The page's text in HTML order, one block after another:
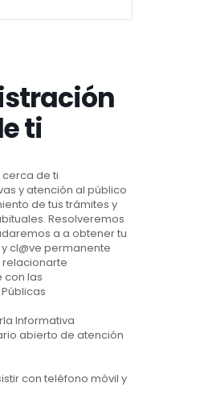
ti
de ti
y atención al público
de tus trámites y
Resolveremos
a a obtener tu
cl@ve permanente
con las
Informativa
abierto de atención
con teléfono móvil y